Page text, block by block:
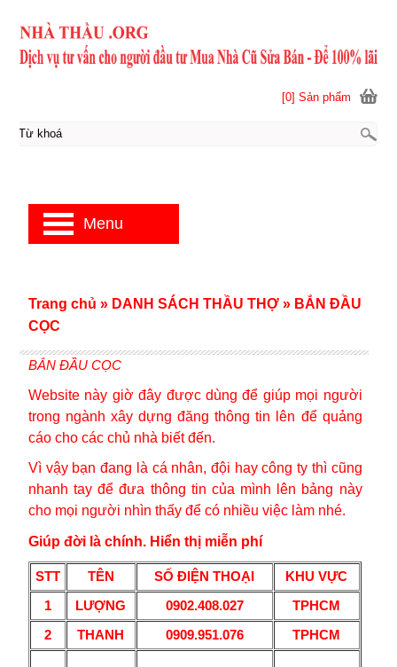
BẮN ĐẦU CỌC
Website này giờ đây được dùng để giúp mọi người
trong ngành xây dựng đăng thông tin lên để quảng
cáo cho các chủ nhà biết đến.
Vì vậy bạn đang là cá nhân, đội hay công ty thì cũng
nhanh tay để đưa thông tin của mình lên bảng này
cho mọi người nhìn thấy để có nhiều việc làm nhé.
Giúp đời là chính. Hiển thị miễn phí
STT TÊN SỐ ĐIỆN THOẠI
KHU VỰC
1
LƯỢNG 0902.408.027
TPHCM
2
THANH 0909.951.076 TPHCM
Trang chủ » DANH SÁCH THẦU THỢ » BẮN ĐẦU
CỌC
[0] Sản phẩm
Menu